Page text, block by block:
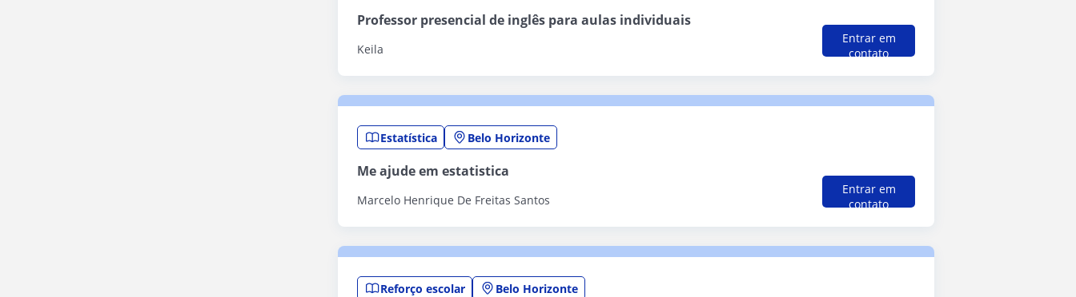
Keila
Professor presencial de inglês para aulas individuais
Entrar em
contato
Estatística Belo Horizonte
Marcelo Henrique De Freitas Santos
Me ajude em estatistica
Entrar em
contato
Reforço escolar Belo Horizonte